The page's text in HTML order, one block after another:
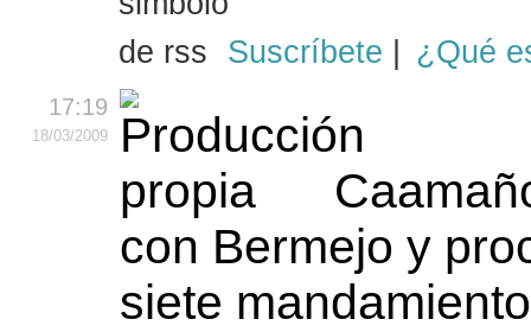
Suscríbete ¿Qué
17:19
18/03/2009
con Bermejo y
siete